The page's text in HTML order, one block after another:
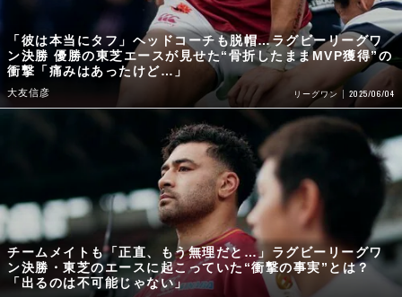
「彼は本当にタフ」ヘッドコーチも脱帽…ラグビーリーグワ
ン決勝 優勝の東芝エースが見せた“骨折したままMVP獲得”の
衝撃「痛みはあったけど…」
大友信彦 リーグワン 2025/06/04
チームメイトも「正直、もう無理だと…」ラグビーリーグワ
ン決勝・東芝のエースに起こっていた“衝撃の事実”とは？
「出るのは不可能じゃない」